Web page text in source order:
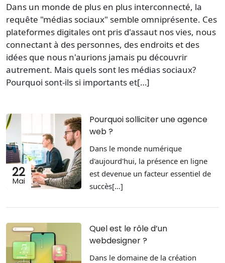
Dans un monde de plus en plus interconnecté, la
requête "médias sociaux" semble omniprésente. Ces
plateformes digitales ont pris d'assaut nos vies, nous
connectant à des personnes, des endroits et des
idées que nous n'aurions jamais pu découvrir
autrement. Mais quels sont les médias sociaux?
Pourquoi sont-ils si importants et[…]
22
Mai
Pourquoi solliciter une agence
web ?
Dans le monde numérique
d'aujourd'hui, la présence en ligne
est devenue un facteur essentiel de
succès[…]
Quel est le rôle d’un
webdesigner ?
Dans le domaine de la création